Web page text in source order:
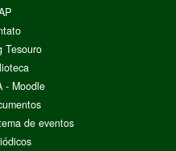
Tesouro
- Moodle
de eventos